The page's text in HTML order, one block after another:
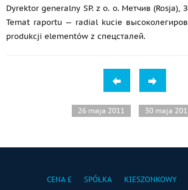
Dyrektor generalny SP. z o. o. Метчив (Rosja),
Temat raportu — radial kucie
produkcji elementów z спецсталей.
26 maja 2011 30 maja
CENA £ SPÓŁKA KIESZONKOWY